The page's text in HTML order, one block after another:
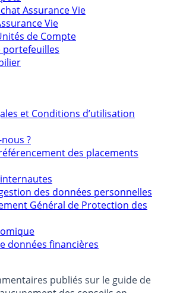
Assurance Vie
Vie
de Compte
et Conditions d’utilisation
?
des placements
des données personnelles
Général de Protection des